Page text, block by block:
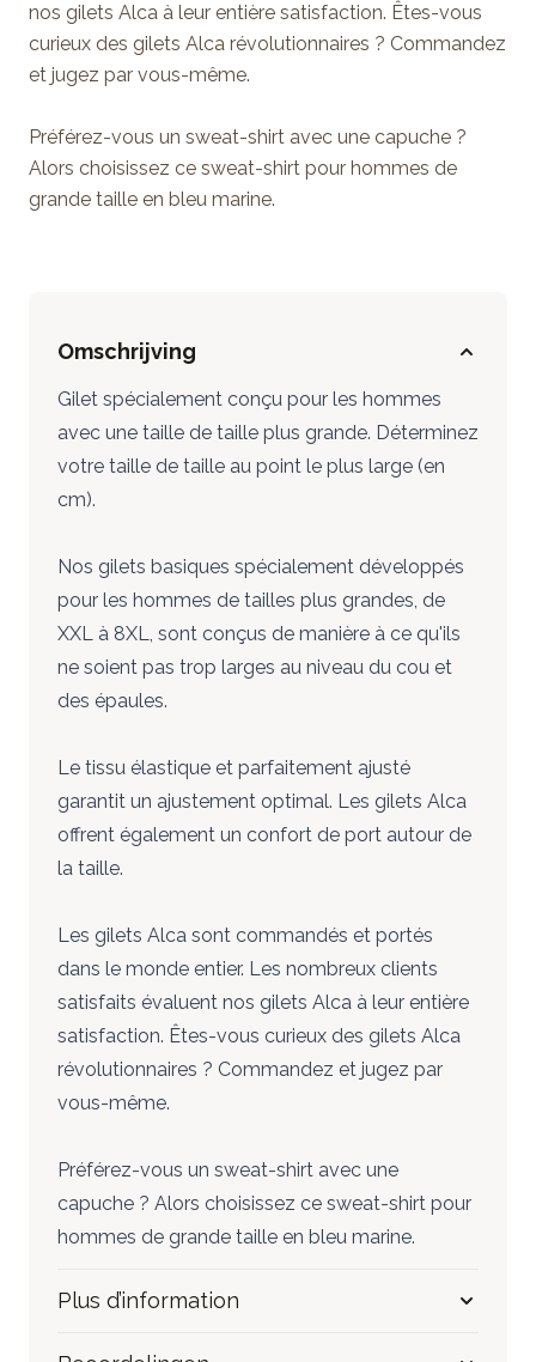
nos gilets Alca à leur entière satisfaction. Êtes-vous
curieux des gilets Alca révolutionnaires ? Commandez
et jugez par vous-même.
Préférez-vous un sweat-shirt avec une capuche ?
Alors choisissez ce sweat-shirt pour hommes de
grande taille en bleu marine.
Omschrijving
Gilet spécialement conçu pour les hommes
avec une taille de taille plus grande. Déterminez
votre taille de taille au point le plus large (en
cm).
Nos gilets basiques spécialement développés
pour les hommes de tailles plus grandes, de
XXL à 8XL, sont conçus de manière à ce qu'ils
ne soient pas trop larges au niveau du cou et
des épaules.
Le tissu élastique et parfaitement ajusté
garantit un ajustement optimal. Les gilets Alca
offrent également un confort de port autour de
la taille.
Les gilets Alca sont commandés et portés
dans le monde entier. Les nombreux clients
satisfaits évaluent nos gilets Alca à leur entière
satisfaction. Êtes-vous curieux des gilets Alca
révolutionnaires ? Commandez et jugez par
vous-même.
Préférez-vous un sweat-shirt avec une
capuche ? Alors choisissez ce sweat-shirt pour
hommes de grande taille en bleu marine.
Plus d’information